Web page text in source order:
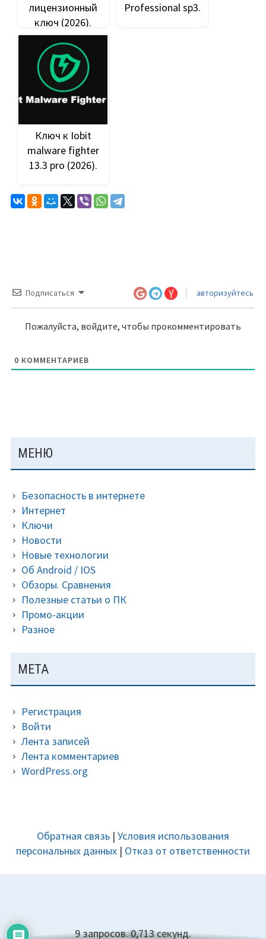
лицензионный
ключ (2026).
Professional sp3.
Ключ к Iobit
malware fighter
13.3 pro (2026).
Подписаться авторизуйтесь
Пожалуйста, войдите, чтобы прокомментировать
0 КОММЕНТАРИЕВ
ОСНОВНАЯ
ПАНЕЛЬ
МЕНЮ
Безопасность в интернете
Интернет
Ключи
Новости
Новые технологии
Об Android / IOS
Обзоры. Сравнения
Полезные статьи о ПК
Промо-акции
Разное
МЕТА
Регистрация
Войти
Лента записей
Лента комментариев
WordPress.org
ПАНЕЛЬОбратная связь | Условия использования
персональных данных | Отказ от ответственности
9 запросов. 0,713 секунд.